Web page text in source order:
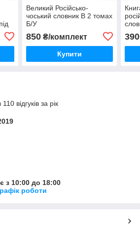
Великий Російсько-
чоський словник В 2 томах
Б/У
850₴/комплект
Купити
390
відгуків за рік
з 10:00 до 18:00
роботи